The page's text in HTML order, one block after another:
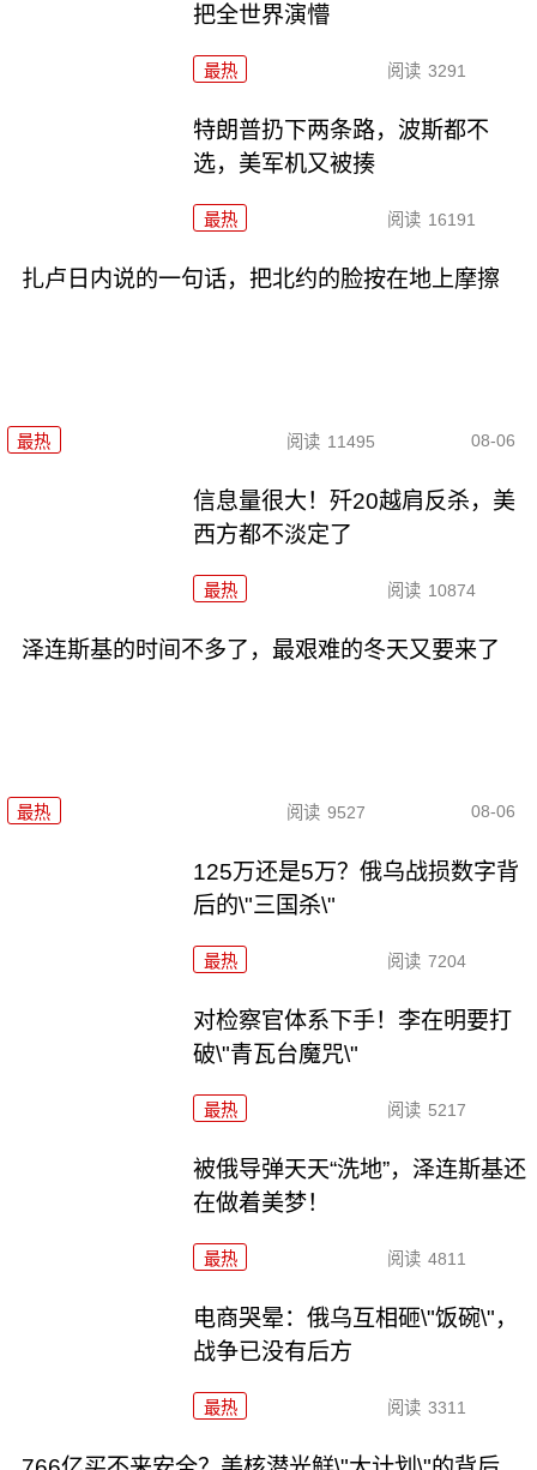
把全世界演懵
最热 阅读 3291
特朗普扔下两条路，波斯都不
选，美军机又被揍
最热 阅读 16191
扎卢日内说的一句话，把北约的脸按在地上摩擦
最热 阅读 11495 08-06
信息量很大！歼20越肩反杀，美
西方都不淡定了
最热 阅读 10874
泽连斯基的时间不多了，最艰难的冬天又要来了
最热 阅读 9527 08-06
125万还是5万？俄乌战损数字背
后的\"三国杀\"
最热 阅读 7204
对检察官体系下手！李在明要打
破\"青瓦台魔咒\"
最热 阅读 5217
被俄导弹天天“洗地”，泽连斯基还
在做着美梦！
最热 阅读 4811
电商哭晕：俄乌互相砸\"饭碗\"，
战争已没有后方
最热 阅读 3311